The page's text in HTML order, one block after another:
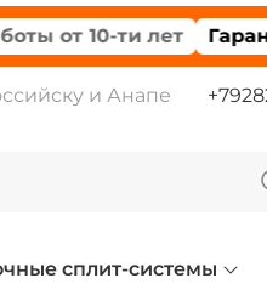
10-ти лет
и Анапе
сплит-системы